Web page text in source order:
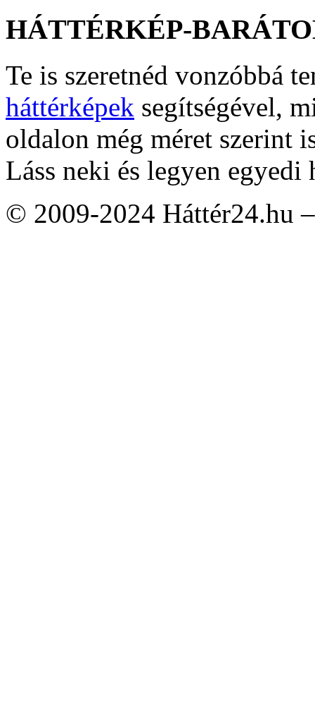
HÁTTÉRKÉP-
Te is szeretnéd vonzóbbá
háttérképek segítségével,
oldalon még méret szerint
Láss neki és legyen egyedi
© 2009-2024 Háttér24.hu